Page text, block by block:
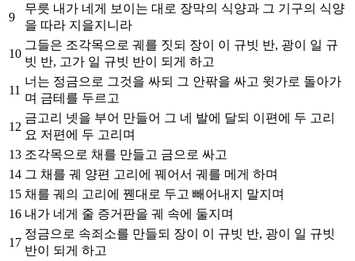
9
무릇 내가 네게 보이는 대로 장막의 식양과 그 기구의 식양
을 따라 지을지니라
10
그들은 조각목으로 궤를 짓되 장이 이 규빗 반, 광이 일 규
빗 반, 고가 일 규빗 반이 되게 하고
11
너는 정금으로 그것을 싸되 그 안팎을 싸고 윗가로 돌아가
며 금테를 두르고
12
금고리 넷을 부어 만들어 그 네 발에 달되 이편에 두 고리
요 저편에 두 고리며
13 조각목으로 채를 만들고 금으로 싸고
14 그 채를 궤 양편 고리에 꿰어서 궤를 메게 하며
15 채를 궤의 고리에 꿴대로 두고 빼어내지 말지며
16 내가 네게 줄 증거판을 궤 속에 둘지며
17
정금으로 속죄소를 만들되 장이 이 규빗 반, 광이 일 규빗
반이 되게 하고